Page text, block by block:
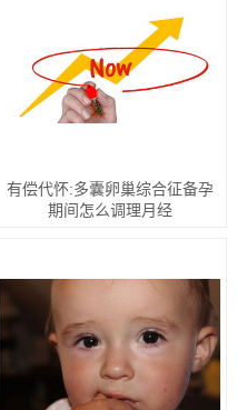
有偿代怀:多囊卵巢综合征备孕
期间怎么调理月经